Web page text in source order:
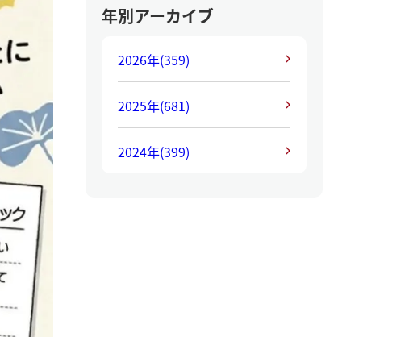
年別アーカイブ
2026年(359)
2025年(681)
2024年(399)